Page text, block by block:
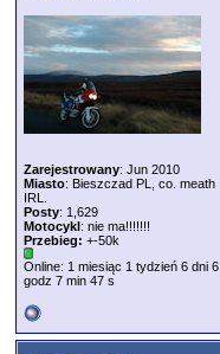
Zarejestrowany: Jun 2010
Miasto: Bieszczad PL, co. meath
IRL.
Posty: 1,629
Motocykl: nie ma!!!!!!!
Przebieg: +-50k
Online: 1 miesiąc 1 tydzień 6 dni 6
godz 7 min 47 s